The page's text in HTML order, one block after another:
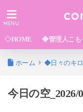
◇HOME ◆管理人こも
ホーム ◆日々のキ
今日の空_2026/